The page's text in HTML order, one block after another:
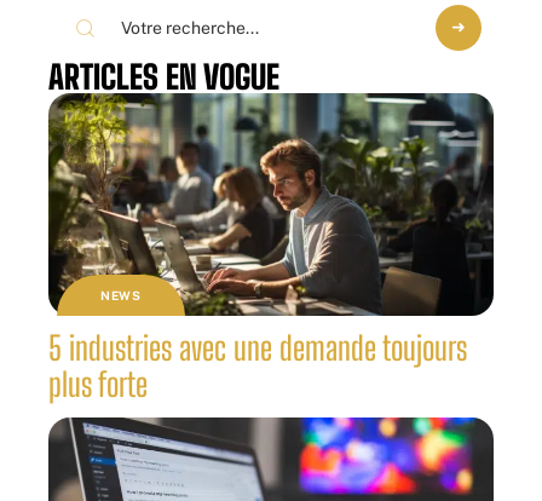
ARTICLES EN VOGUE
NEWS
5 industries avec une demande toujours
plus forte